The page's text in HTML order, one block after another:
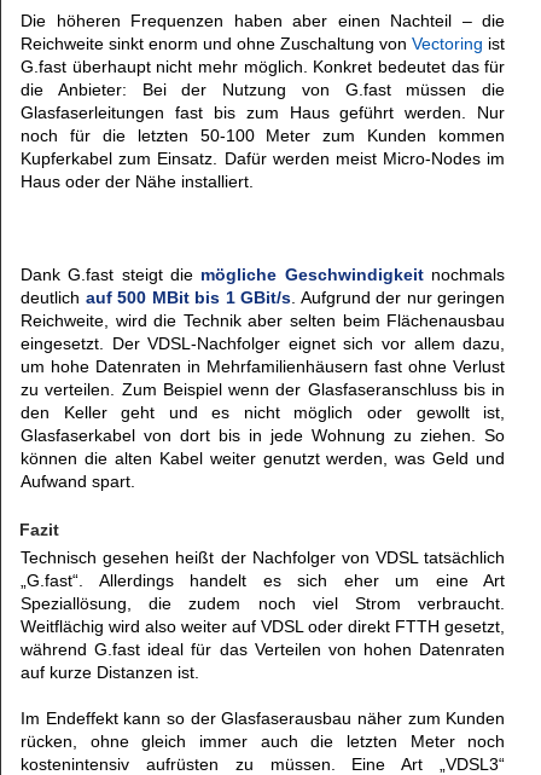
Die höheren Frequenzen haben aber einen Nachteil – die
Reichweite sinkt enorm und ohne Zuschaltung vonVectoring ist
G.fast überhaupt nicht mehr möglich. Konkret bedeutet das für
die Anbieter: Bei der Nutzung von G.fast müssen die
Glasfaserleitungen fast bis zum Haus geführt werden. Nur
noch für die letzten 50-100 Meter zum Kunden kommen
Kupferkabel zum Einsatz. Dafür werden meist Micro-Nodes im
Haus oder der Nähe installiert.
Dank G.fast steigt die mögliche Geschwindigkeitnochmals
deutlich auf 500 MBit bis 1 GBit/s . Aufgrund der nur geringen
Reichweite, wird die Technik aber selten beim Flächenausbau
eingesetzt. Der VDSL-Nachfolger eignet sich vor allem dazu,
um hohe Datenraten in Mehrfamilienhäusern fast ohne Verlust
zu verteilen. Zum Beispiel wenn der Glasfaseranschluss bis in
den Keller geht und es nicht möglich oder gewollt ist,
Glasfaserkabel von dort bis in jede Wohnung zu ziehen. So
können die alten Kabel weiter genutzt werden, was Geld und
Aufwand spart.
Fazit
Technisch gesehen heißt der Nachfolger von VDSL tatsächlich
„G.fast“. Allerdings handelt es sich eher um eine Art
Speziallösung, die zudem noch viel Strom verbraucht.
Weitflächig wird also weiter auf VDSL oder direkt FTTH gesetzt,
während G.fast ideal für das Verteilen von hohen Datenraten
auf kurze Distanzen ist.
Im Endeffekt kann so der Glasfaserausbau näher zum Kunden
rücken, ohne gleich immer auch die letzten Meter noch
kostenintensiv aufrüsten zu müssen. Eine Art „VDSL3“